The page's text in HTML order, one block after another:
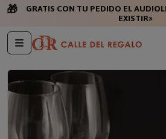
🎁
GRATIS CON TU PEDIDO EL
EXISTIR»